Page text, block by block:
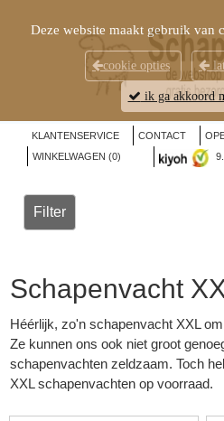
KLANTENSERVICE CONTACT
WINKELWAGEN (0)
Filter
Schapenvacht
Héérlijk, zo'n schapenvacht XXL
Ze kunnen ons ook niet groot
schapenvachten zeldzaam. Toch
XXL schapenvachten op voorraad.
Deze website maakt gebruik van
cookie opties
ik ga akkoord